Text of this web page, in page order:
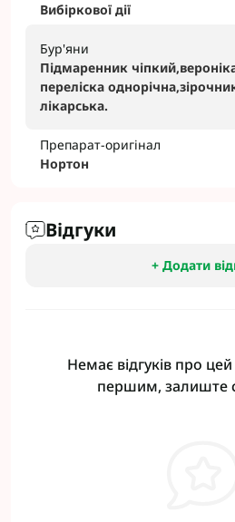
Вибіркової дії
Бур'яни
Підмаренник
переліска
лікарська.
Препарат-оригінал
Нортон
Відгуки
+ Додати
Немає відгуків про
першим, залиште